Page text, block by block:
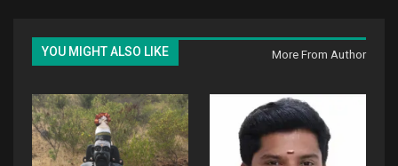
YOU MIGHT ALSO LIKE More From Author